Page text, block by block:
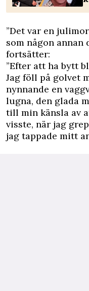
”Det var en
som någon annan
fortsätter:
”Efter att ha bytt
Jag föll på golvet
nynnande en
lugna, den glada
till min känsla av
visste, när jag
jag tappade mitt